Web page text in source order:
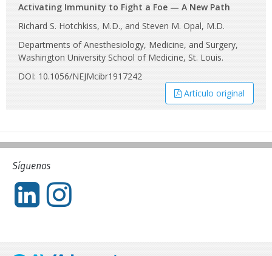
Activating Immunity to Fight a Foe — A New Path
Richard S. Hotchkiss, M.D., and Steven M. Opal, M.D.
Departments of Anesthesiology, Medicine, and Surgery,
Washington University School of Medicine, St. Louis.
DOI: 10.1056/NEJMcibr1917242
Artículo original
Síguenos